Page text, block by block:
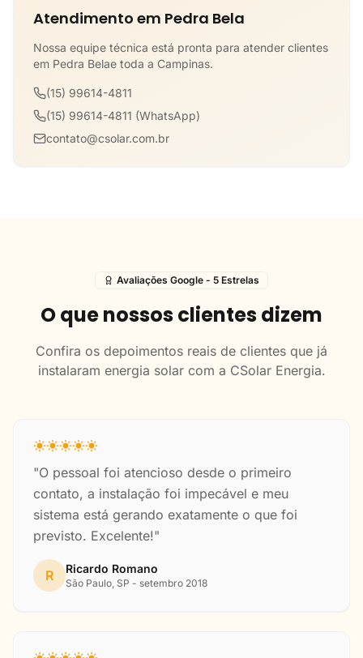
Atendimento em Pedra Bela
Nossa equipe técnica está pronta para atender clientes
em Pedra Belae toda a Campinas.
(15) 99614-4811
(15) 99614-4811 (WhatsApp)
contato@csolar.com.br
Avaliações Google - 5 Estrelas
O que nossos clientes dizem
Confira os depoimentos reais de clientes que já
instalaram energia solar com a CSolar Energia.
"O pessoal foi atencioso desde o primeiro
contato, a instalação foi impecável e meu
sistema está gerando exatamente o que foi
previsto. Excelente!"
R Ricardo Romano
São Paulo, SP - setembro 2018